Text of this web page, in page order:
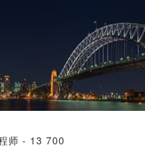
师 - 13 700